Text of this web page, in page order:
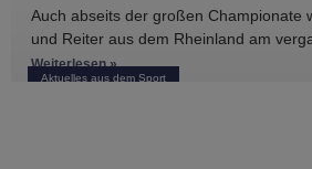
Aktuelles aus dem Sport
Auch abseits der großen Championate
und Reiter aus dem Rheinland am
Wochenende international erfolgreich
Weiterlesen »